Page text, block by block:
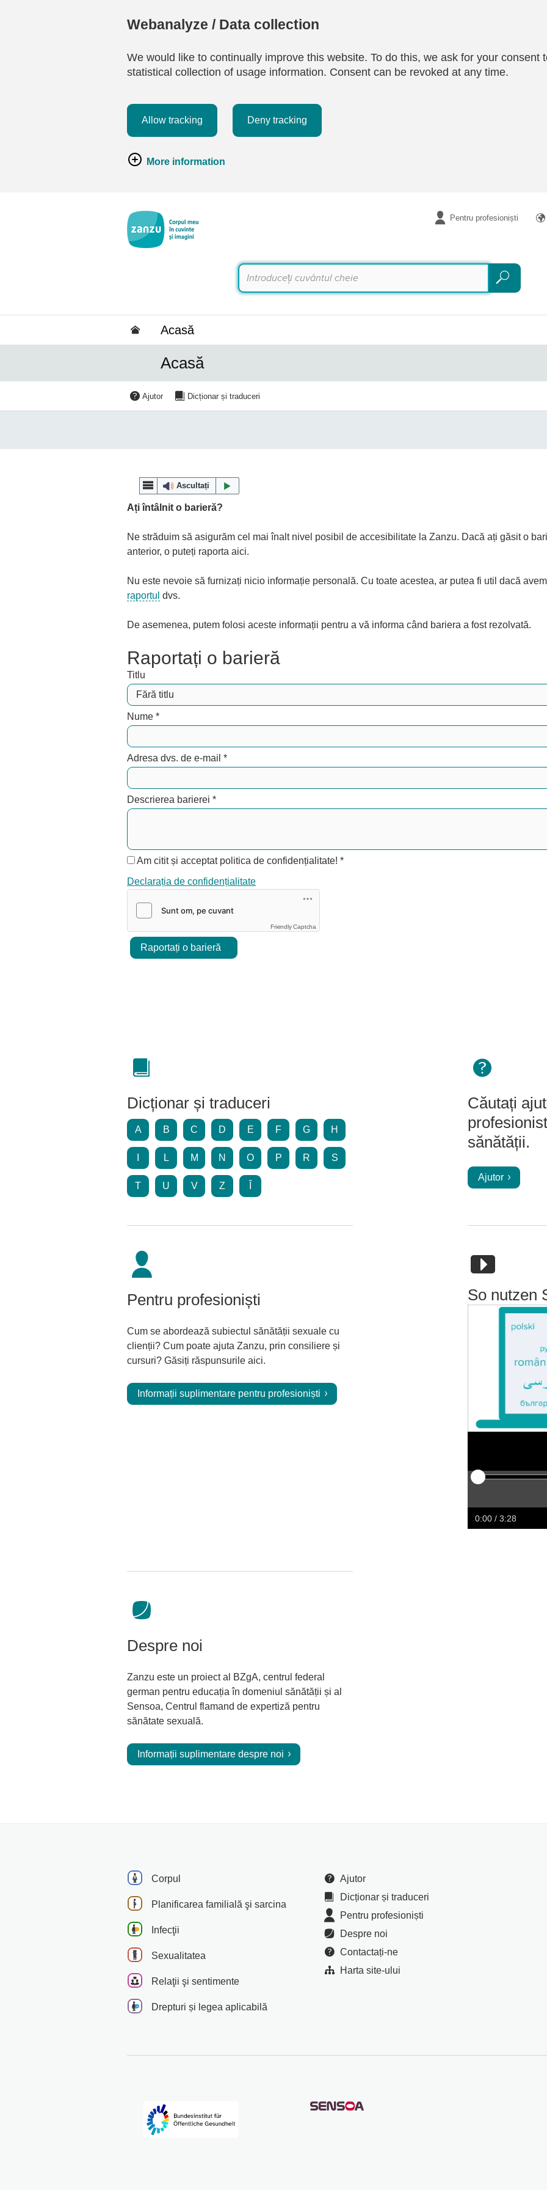
Webanalyze / Data collection
We would like to continually improve this website. To do this, we ask for your consent
statistical collection of usage information. Consent can be revoked at any time.
Allow tracking Deny tracking
More information
Pentru profesioniști
Căutare
Căutare
Acasă
Acasă
Ajutor Dicționar și traduceri
Ascultați
Ați întâlnit o barieră?
Ne străduim să asigurăm cel mai înalt nivel posibil de accesibilitate la Zanzu. Dacă ați găsit o
anterior, o puteți raporta aici.
Nu este nevoie să furnizați nicio informație personală. Cu toate acestea, ar putea fi util dacă
raportul dvs.
De asemenea, putem folosi aceste informații pentru a vă informa când bariera a fost rezolvată.
Raportați o barieră
Titlu
Nume *
Adresa dvs. de e-mail *
Descrierea barierei *
Am citit și acceptat politica de confidențialitate! *
Declarația de confidențialitate
Friendly Captcha
Raportați o barieră
Dicționar și traduceri
A B C D E F G H
L M N O P R S
T U V Z
Căutați
sănătății.
Ajutor
Pentru profesioniști
Cum se abordează subiectul sănătății sexuale cu
clienții? Cum poate ajuta Zanzu, prin consiliere și
cursuri? Găsiți răspunsurile aici.
Informații suplimentare pentru profesioniști
So nutzen
0:00 / 3:28
Despre noi
Zanzu este un proiect al BZgA, centrul federal
german pentru educația în domeniul sănătății și al
Sensoa, Centrul flamand de expertiză pentru
sănătate sexuală.
Informații suplimentare despre noi
Corpul
Planificarea familială şi sarcina
Infecţii
Sexualitatea
Relaţii şi sentimente
Drepturi și legea aplicabilă
Ajutor
Dicționar și traduceri
Pentru profesioniști
Despre noi
Contactați-ne
Harta site-ului